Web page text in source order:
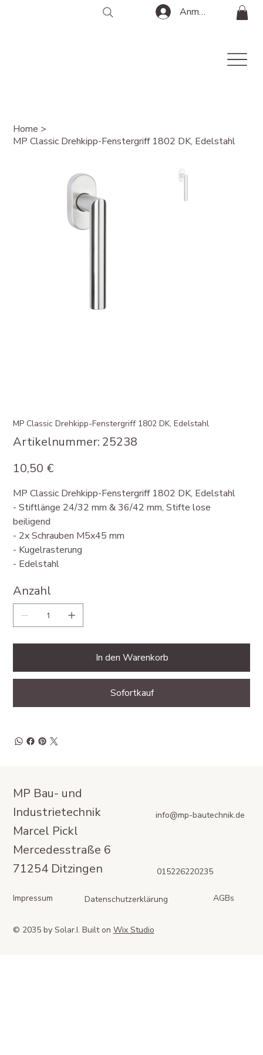
Anmelden
Home >
MP Classic Drehkipp-Fenstergriff 1802 DK, Edelstahl
MP Classic Drehkipp-Fenstergriff 1802 DK, Edelstahl
Artikelnummer:
Artikelnummer:
25238
25238
10,50 €
MP Classic Drehkipp-Fenstergriff 1802 DK, Edelstahl
- Stiftlänge 24/32 mm & 36/42 mm, Stifte lose
beiligend
- 2x Schrauben M5x45 mm
- Kugelrasterung
- Edelstahl
Anzahl
In den Warenkorb
Sofortkauf
MP Bau- und
Industrietechnik
Marcel Pickl
Mercedesstraße 6
71254 Ditzingen
info@mp-bautechnik.de
015226220235
Impressum Datenschutzerklärung AGBs
© 2035 by Solar.I. Built on Wix Studio